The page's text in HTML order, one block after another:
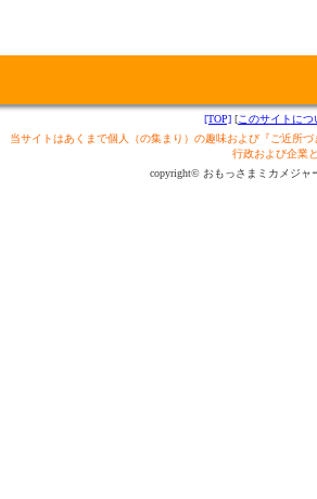
[TOP] [このサイトにつ
当サイトはあくまで個人（の集まり）の趣味および『ご近所
行政および企業
copyright© おもっさまミカメジャ